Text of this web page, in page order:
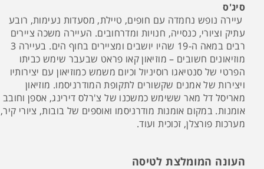
סיג'ס
עיירה נופש נחמדה עם חופים, טיילת, מסעדות נעימות, רובע
עתיק וציורי, כנסייה, חנויות ומדרחובים. העיירה משכה ציירים
רבים במאה ה-19 שהיו יושבים ומציירים בחוף הים. בעיירה 3
מוזיאונים חשובים – מוזיאון קאו פראט שבעבר שימש כביתו
הפרטי של סנטיאגו רוסיניול וכיום משמש כמוזיאון עם יצירותיו
ויצירות של אמנים שקשורים לתקופת המודרניסמו. מוזיאון
מאריסל דל מאר ששימש כמשכנו של צ'רלס דירינג, אספן וחובב
אומנות. במקום אומנות מודרניסמו ואוספים של בובות, ציורי קיר,
מערכות פורצלן, זכוכית ועוד.
העונה המומלצת לטיסה